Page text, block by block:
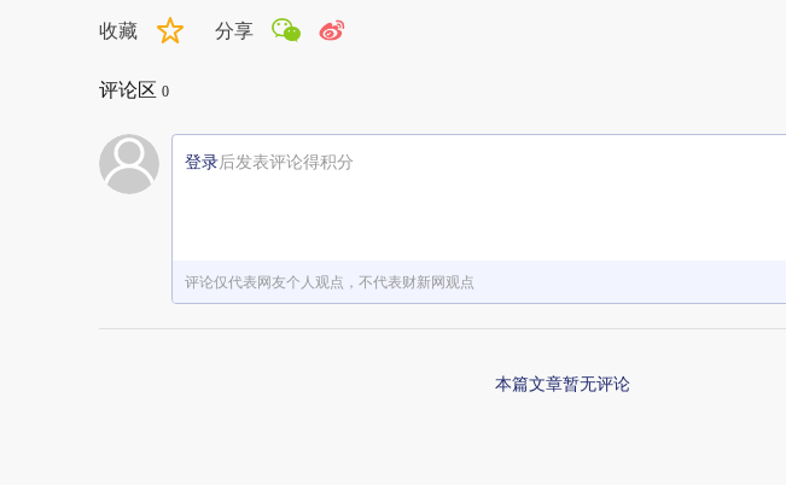
收藏 分享
评论区 0
登录后发表评论得积分
评论仅代表网友个人观点，不代表财新网观点
本篇文章暂无评论